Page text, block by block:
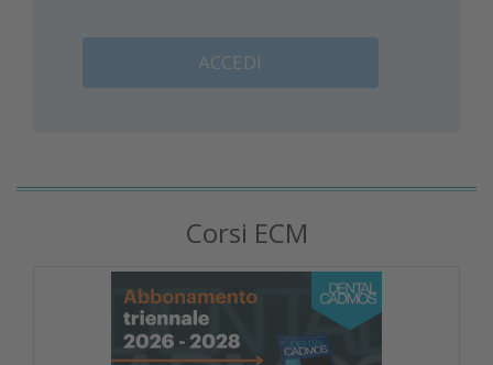
ACCEDI
Corsi ECM